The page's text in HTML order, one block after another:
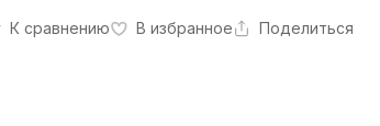
К сравнению В избранное Поделиться